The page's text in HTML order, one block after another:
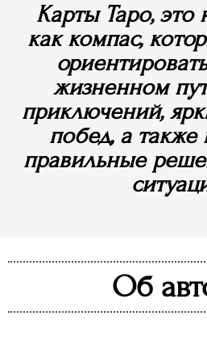
Карты Таро, это
как компас,
жизненном
приключений,
побед, а также
правильные
Об